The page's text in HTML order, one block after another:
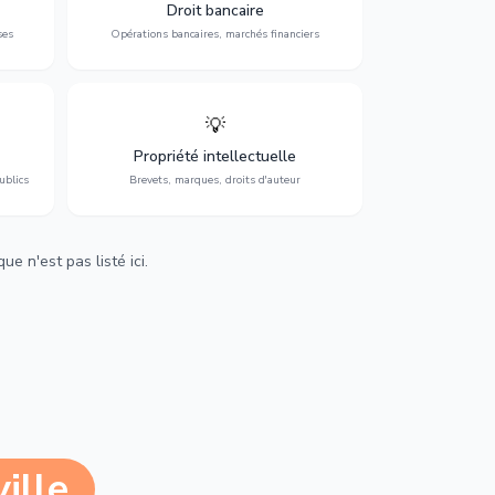
Droit bancaire
Opérations bancaires, marchés financiers
régulation.
💡
Propriété intellectuelle
Brevets, marques, droits d'auteur
Protection de vos créations : brevets,
marques, droits d'auteur et lutte contre la
contrefaçon.
n'est pas listé ici.